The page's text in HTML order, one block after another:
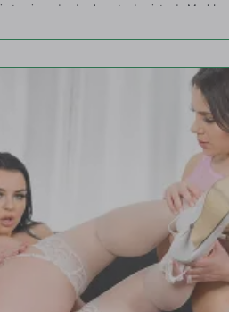
traviesa desde el punto de vista de Mark!